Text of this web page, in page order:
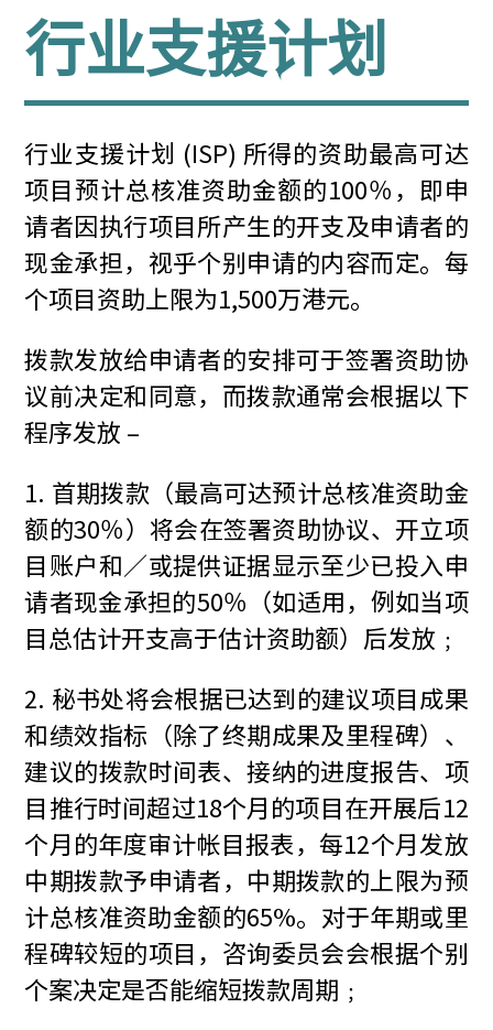
行业支援计划
行业支援计划 (ISP) 所得的资助最高可达
项目预计总核准资助金额的100％，即申
请者因执行项目所产生的开支及申请者的
现金承担，视乎个别申请的内容而定。每
个项目资助上限为1,500万港元。
拨款发放给申请者的安排可于签署资助协
议前决定和同意，而拨款通常会根据以下
程序发放 –
1. 首期拨款（最高可达预计总核准资助金
额的30％）将会在签署资助协议、开立项
目账户和／或提供证据显示至少已投入申
请者现金承担的50％（如适用，例如当项
目总估计开支高于估计资助额）后发放﹔
2. 秘书处将会根据已达到的建议项目成果
和绩效指标（除了终期成果及里程碑）、
建议的拨款时间表、接纳的进度报告、项
目推行时间超过18个月的项目在开展后12
个月的年度审计帐目报表，每12个月发放
中期拨款予申请者，中期拨款的上限为预
计总核准资助金额的65%。对于年期或里
程碑较短的项目，咨询委员会会根据个别
个案决定是否能缩短拨款周期﹔